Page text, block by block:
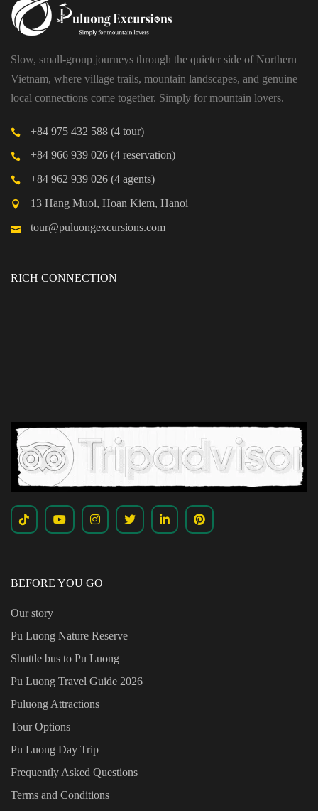
Slow, small-group journeys through the quieter side of Northern
Vietnam, where village trails, mountain landscapes, and genuine
local connections come together. Simply for mountain lovers.
+84 975 432 588 (4 tour)
+84 966 939 026 (4 reservation)
+84 962 939 026 (4 agents)
13 Hang Muoi, Hoan Kiem, Hanoi
tour@puluongexcursions.com
RICH CONNECTION
BEFORE YOU GO
Our story
Pu Luong Nature Reserve
Shuttle bus to Pu Luong
Pu Luong Travel Guide 2026
Puluong Attractions
Tour Options
Pu Luong Day Trip
Frequently Asked Questions
Terms and Conditions